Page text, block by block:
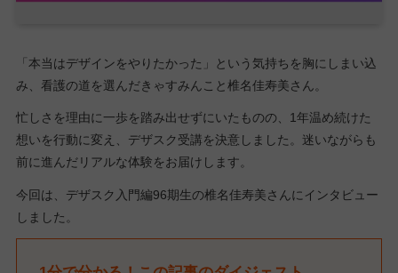
「本当はデザインをやりたかった」という気持ちを胸にしまい込
み、看護の道を選んだきゃすみんこと椎名佳寿美さん。
忙しさを理由に一歩を踏み出せずにいたものの、1年温め続けた
想いを行動に変え、デザスク受講を決意しました。迷いながらも
前に進んだリアルな体験をお届けします。
今回は、デザスク入門編96期生の椎名佳寿美さんにインタビュー
しました。